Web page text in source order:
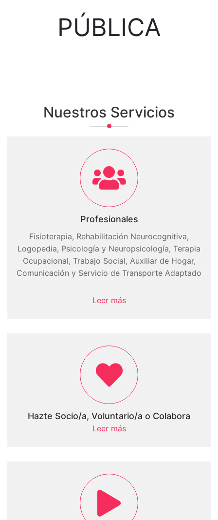
PÚBLICA
Nuestros Servicios
Profesionales
Fisioterapia, Rehabilitación Neurocognitiva,
Logopedia, Psicología y Neuropsicología, Terapia
Ocupacional, Trabajo Social, Auxiliar de Hogar,
Comunicación y Servicio de Transporte Adaptado
Leer más
Hazte Socio/a, Voluntario/a o Colabora
Leer más